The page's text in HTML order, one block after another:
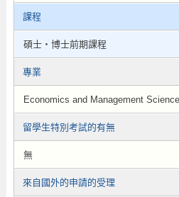
課程
碩士・博士前期課程
專業
Economics and Management Science
留學生特別考試的有無
無
來自國外的申請的受理